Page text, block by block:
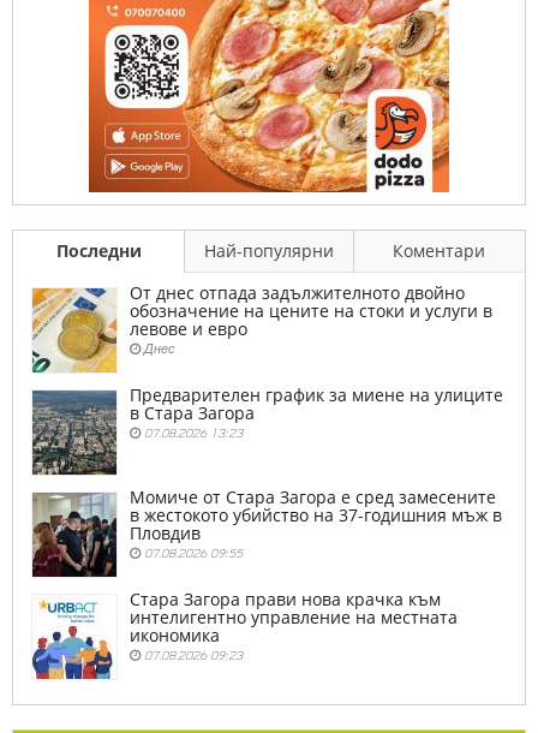
Последни Най-популярни
Коментари
От днес отпада задължителното двойно
обозначение на цените на стоки и услуги в
левове и евро
Днес
Предварителен график за миене на улиците
в Стара Загора
07.08.2026 13:23
Момиче от Стара Загора е сред замесените
в жестокото убийство на 37-годишния мъж в
Пловдив
07.08.2026 09:55
Стара Загора прави нова крачка към
интелигентно управление на местната
икономика
07.08.2026 09:23